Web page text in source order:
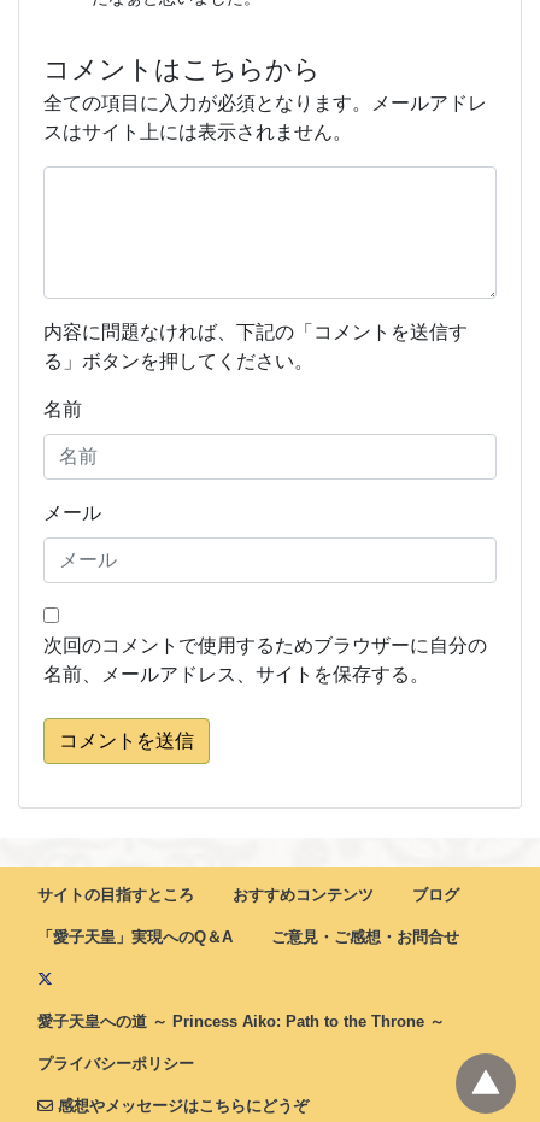
コメントはこちらから
全ての項目に入力が必須となります。メールアドレ
スはサイト上には表示されません。
内容に問題なければ、下記の「コメントを送信す
る」ボタンを押してください。
名前
メール
次回のコメントで使用するためブラウザーに自分の
名前、メールアドレス、サイトを保存する。
コメントを送信
サイトの目指すところ おすすめコンテンツ ブログ
「愛子天皇」実現へのQ＆A ご意見・ご感想・お問合せ
愛子天皇への道 ～ Princess Aiko: Path to the Throne ～
プライバシーポリシー
感想やメッセージはこちらにどうぞ